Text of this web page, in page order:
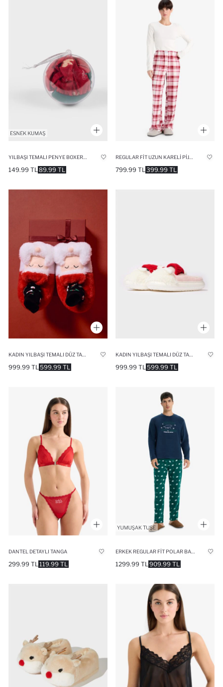
89.99 TL
149.99 TL 399.99 TL
799.99 TL
599.99 TL
999.99 TL 599.99 TL
999.99 TL
DANTEL DETAYLI TANGA
119.99 TL
299.99 TL 909.99 TL
1299.99 TL